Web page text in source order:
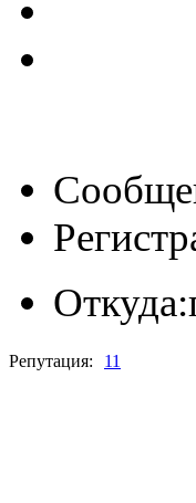
Откуда:
Репутация: 11